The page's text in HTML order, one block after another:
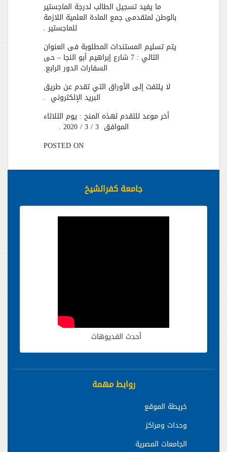
ما يفيد تسجيل الطالب لدرجة الماجستير
بالوطن لمتقدمى جمع المادة العلمية اللازمة
للماجستير .
يتم تسليم المستندات المطلوبة فى العنوان
التالي : 7 شارع إبراهيم أبو النجا –حى
السفارات الدور الرابع.
لا يلتفت إلى الأوراق التي تقدم عن طريق
البريد الإلكتروني .
أخر موعد للتقدم لهذه المنح : يوم الثلاثاء
الموافق 3 / 3 / 2020 .
POSTED ON
جامعة كفرالشيخ
أحدث الفديوهات
روابط مهمة
خريطة الموقع
وحدات ومراكز
الجامعات المصرية